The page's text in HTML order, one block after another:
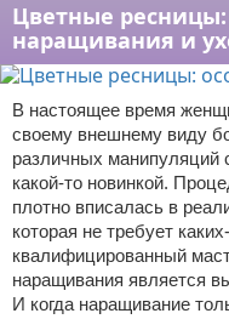
Цветные ресницы:
наращивания и
В настоящее время
своему внешнему виду
различных манипуляций
какой-то новинкой.
плотно вписалась в
которая не требует
квалифицированный
наращивания является
И когда наращивание